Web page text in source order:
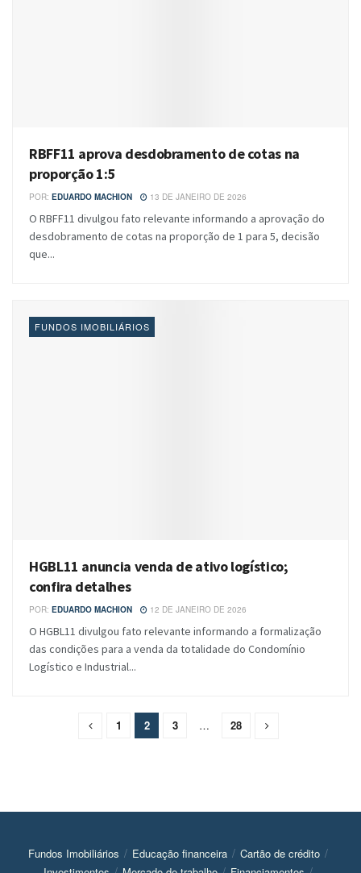
RBFF11 aprova desdobramento de cotas na
proporção 1:5
POR: EDUARDO MACHION 13 DE JANEIRO DE 2026
O RBFF11 divulgou fato relevante informando a aprovação do
desdobramento de cotas na proporção de 1 para 5, decisão
que...
FUNDOS IMOBILIÁRIOS
HGBL11 anuncia venda de ativo logístico;
confira detalhes
POR: EDUARDO MACHION 12 DE JANEIRO DE 2026
O HGBL11 divulgou fato relevante informando a formalização
das condições para a venda da totalidade do Condomínio
Logístico e Industrial...
1 2 3 … 28
Fundos Imobiliários Educação financeira
Cartão de crédito